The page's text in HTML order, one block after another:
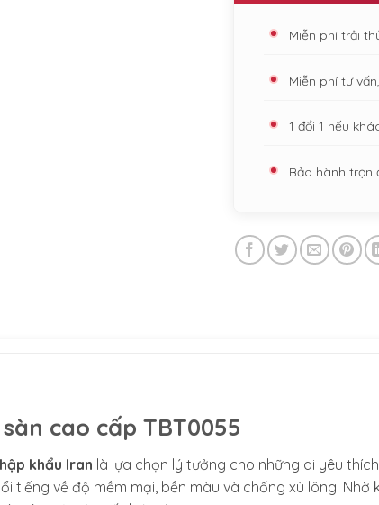
Miễn phí trải
Miễn phí tư
1 đổi 1 nếu
Bảo hành trọn
cao cấp TBT0055
khẩu Iran là lựa chọn lý tưởng cho những ai yêu
tiếng về độ mềm mại, bền màu và chống xù lông.